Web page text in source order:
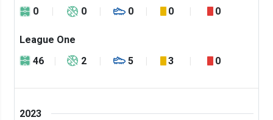
0
0 0 0 0
League One
46
2 5 3 0
2023